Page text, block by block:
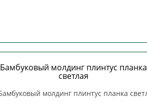
Бамбуковый молдинг плинтус планка
светлая